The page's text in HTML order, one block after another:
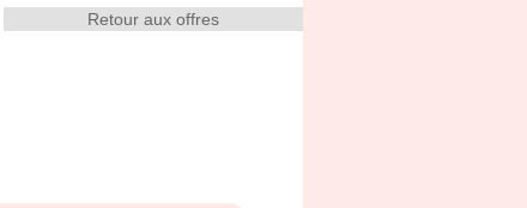
Retour aux offres